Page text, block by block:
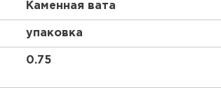
Каменная вата
упаковка
0.75